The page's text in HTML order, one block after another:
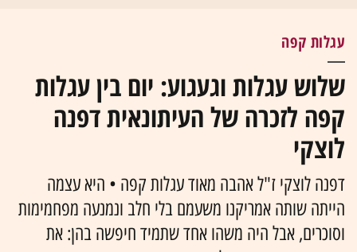
עגלות קפה
שלוש עגלות וגעגוע: יום בין עגלות
קפה לזכרה של העיתונאית דפנה
לוצקי
דפנה לוצקי ז"ל אהבה מאוד עגלות קפה • היא עצמה
הייתה שותה אמריקנו משעמם בלי חלב ונמנעה מפחמימות
וסוכרים, אבל היה משהו אחד שתמיד חיפשה בהן: את